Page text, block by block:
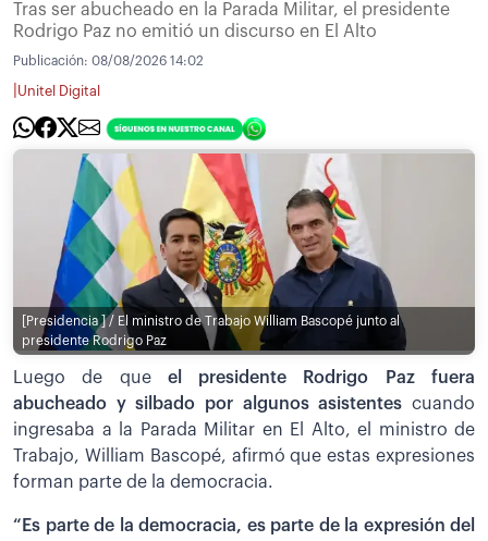
Tras ser abucheado en la Parada Militar, el presidente
Rodrigo Paz no emitió un discurso en El Alto
Publicación: 08/08/2026 14:02
Unitel Digital
[Presidencia ] / El ministro de Trabajo William Bascopé junto al
presidente Rodrigo Paz
Luego de que el presidente Rodrigo Paz fuera
abucheado y silbado por algunos asistentes cuando
ingresaba a la Parada Militar en El Alto, el ministro de
Trabajo, William Bascopé, afirmó que estas expresiones
forman parte de la democracia.
“Es parte de la democracia, es parte de la expresión del